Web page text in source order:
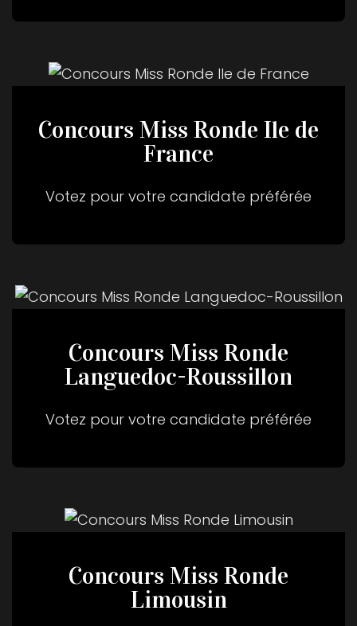
Concours Miss Ronde Ile de
France
Votez pour votre candidate préférée
Concours Miss Ronde
Languedoc-Roussillon
Votez pour votre candidate préférée
Concours Miss Ronde
Limousin